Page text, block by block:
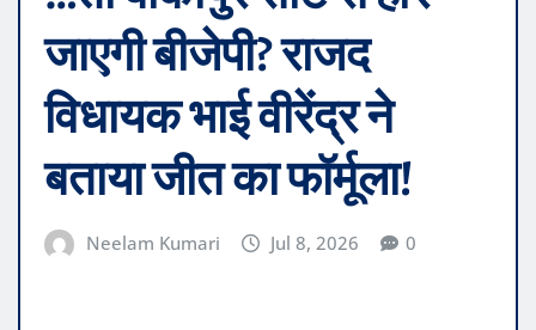
जाएगी बीजेपी? राजद
विधायक भाई वीरेंद्र ने
बताया जीत का फॉर्मूला!
Neelam Kumari Jul 8, 2026 0